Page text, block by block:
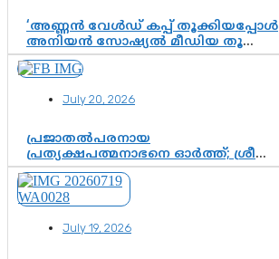
‘അണ്ണൻ വേൾഡ് കപ്പ് തൂക്കിയപ്പോൾ
അനിയൻ സോഷ്യൽ മീഡിയ തൂക്കി’;
ലാമിൻ യമാലിന്റെ
കിരീടധാരണത്തിനിടെ
ചുണക്കുട്ടൻ
July 20, 2026
പ്രജാതൽപരനായ
പ്രത്യക്ഷപത്മനാഭനെ ഓർത്ത്; ശ്രീ
ചിത്തിര തിരുനാൾ മഹാരാജാവിന്റെ
35-ാം നാടുനീങ്ങൽ ദിനം ഇന്ന്
July 19, 2026